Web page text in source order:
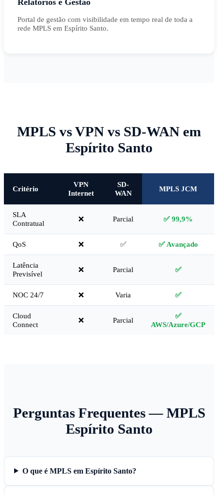
Relatórios e Gestão
Portal de gestão com visibilidade em tempo real de toda a
rede MPLS em Espírito Santo.
MPLS vs VPN vs SD-WAN em
Espírito Santo
Critério
VPN
Internet
SD-
WAN
MPLS JCM
SLA
Contratual
❌ Parcial ✅ 99,9%
QoS ❌ ✅ ✅ Avançado
Latência
Previsível
❌ Parcial ✅
NOC 24/7 ❌ Varia ✅
Cloud
Connect
❌ Parcial
✅
AWS/Azure/GCP
Perguntas Frequentes — MPLS
Espírito Santo
O que é MPLS em Espírito Santo?